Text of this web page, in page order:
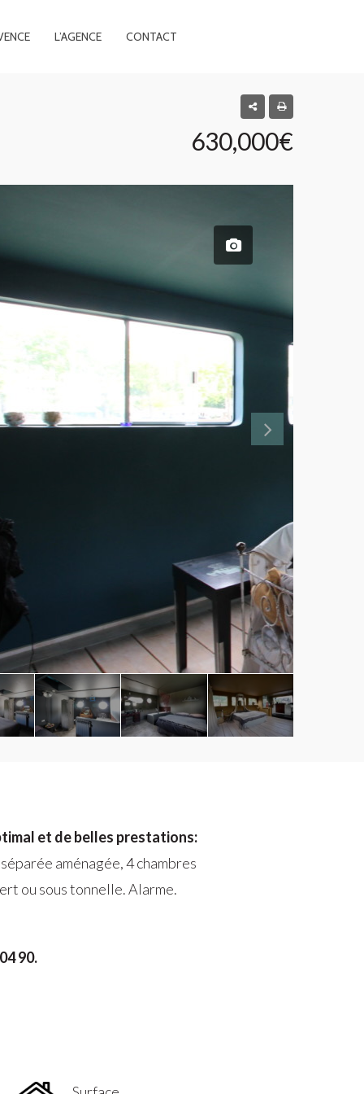
L’AGENCE CONTACT
630,000€
et de belles prestations:
aménagée, 4 chambres
ou sous tonnelle. Alarme.
90.